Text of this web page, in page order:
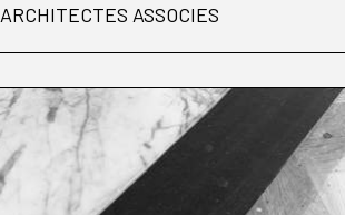
ARCHITECTES ASSOCIES